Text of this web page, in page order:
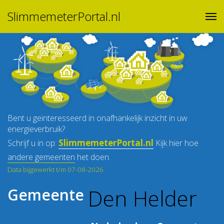
SlimmemeterPortal.nl
Bent u geïnteresseerd in onafhankelijk inzicht in uw
energieverbruik?
Schrijf u in op: SlimmemeterPortal.nl Kijk hier hoe
andere gemeenten het doen.
Data bijgewerkt t/m 07-08-2026
Gemeente Den Helder